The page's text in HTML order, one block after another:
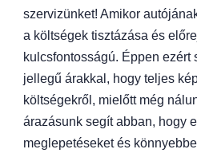
szervizünket! Amikor
a költségek tisztázása és
kulcsfontosságú. Éppen ezért
jellegű árakkal, hogy teljes
költségekről, mielőtt még
árazásunk segít abban, hogy
meglepetéseket és